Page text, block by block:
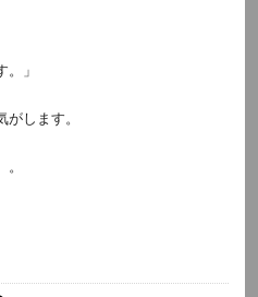
。」
します。